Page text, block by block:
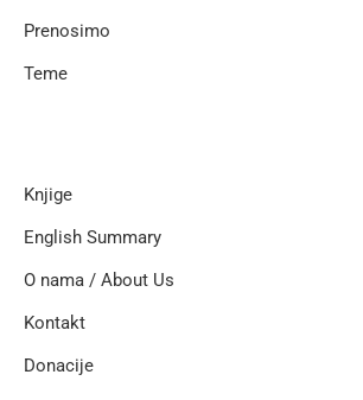
Prenosimo
Teme
Knjige
English Summary
O nama / About Us
Kontakt
Donacije